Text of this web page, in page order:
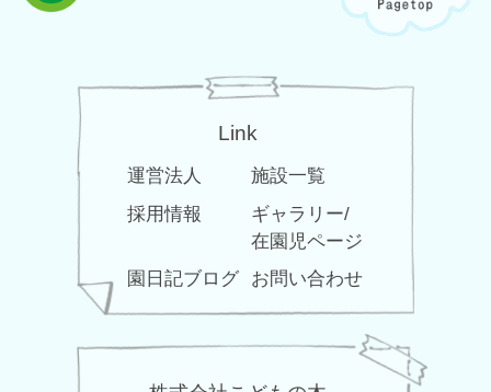
Link
運営法人
施設一覧
採用情報
ギャラリー/
在園児ページ
園日記ブログ
お問い合わせ